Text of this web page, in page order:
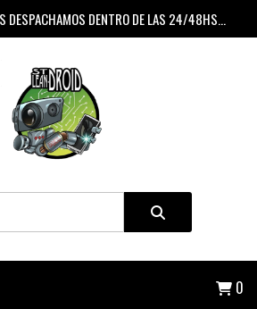
DESPACHAMOS DENTRO DE LAS 24/48HS...
0